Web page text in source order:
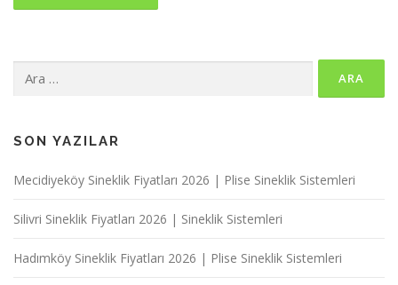
SON YAZILAR
Mecidiyeköy Sineklik Fiyatları 2026 | Plise Sineklik Sistemleri
Silivri Sineklik Fiyatları 2026 | Sineklik Sistemleri
Hadımköy Sineklik Fiyatları 2026 | Plise Sineklik Sistemleri